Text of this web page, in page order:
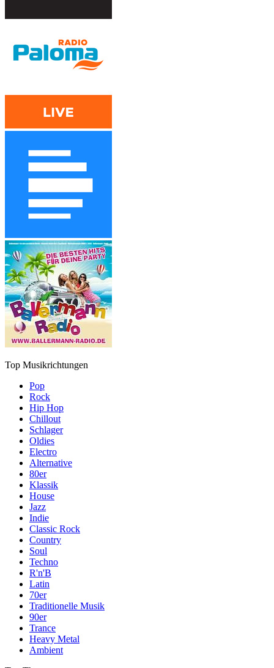
Top Musikrichtungen
Pop
Rock
Hip Hop
Chillout
Schlager
Oldies
Electro
Alternative
80er
Klassik
House
Jazz
Indie
Classic Rock
Country
Soul
Techno
R'n'B
Latin
70er
Traditionelle Musik
90er
Trance
Heavy Metal
Ambient